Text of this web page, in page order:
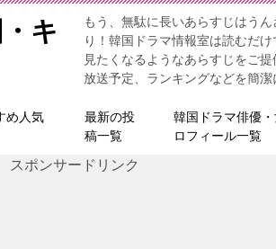
キ
もう、無駄に長いあらすじはう
り！韓国ドラマ情報室は読むだ
見たくなるようなあらすじをご
放送予定、ランキングなどを簡
め人気
最新の投
稿一覧
韓国ドラマ俳優
ロフィール一覧
スポンサードリンク